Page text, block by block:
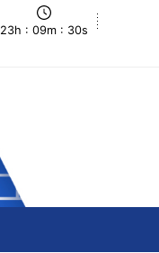
23h : 09m : 31s